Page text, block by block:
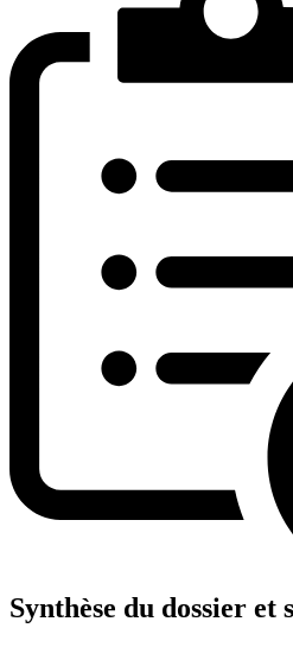
Synthèse du dossier